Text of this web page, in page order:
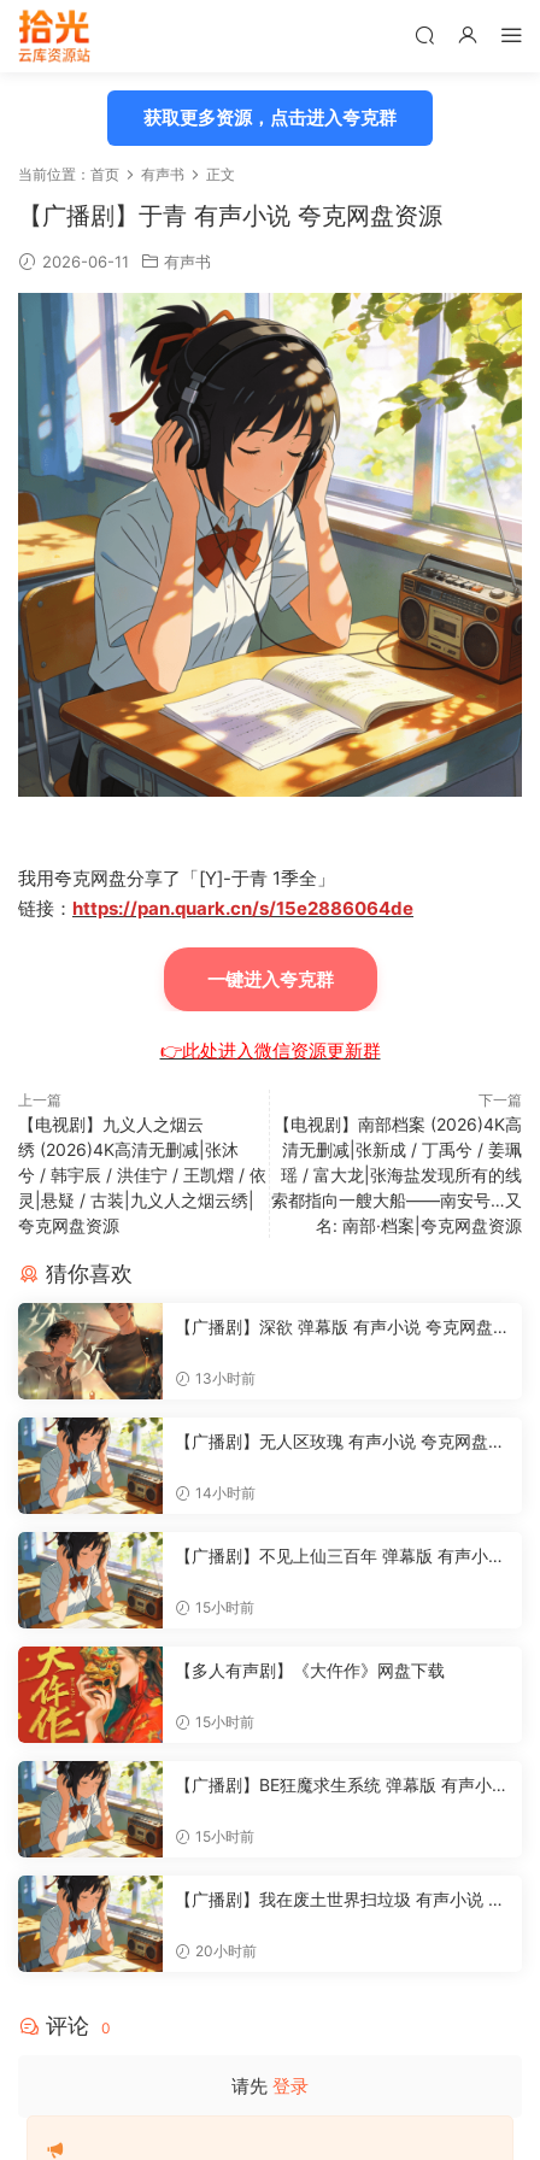
获取更多资源，点击进入夸克群
当前位置： 首页 有声书 正文
【广播剧】于青 有声小说 夸克网盘资源
2026-06-11 有声书
我用夸克网盘分享了「[Y]-于青 1季全」
链接： https://pan.quark.cn/s/15e2886064de
一键进入夸克群
👉此处进入微信资源更新群
上一篇
【电视剧】九义人之烟云
绣 (2026)4K高清无删减|张沐
兮 / 韩宇辰 / 洪佳宁 / 王凯熠 / 依
灵|悬疑 / 古装|九义人之烟云绣|
夸克网盘资源
下一篇
【电视剧】南部档案 (2026)4K高
清无删减|张新成 / 丁禹兮 / 姜珮
瑶 / 富大龙|张海盐发现所有的线
索都指向一艘大船——南安号…又
名: 南部·档案|夸克网盘资源
猜你喜欢
【广播剧】深欲 弹幕版 有声小说 夸克网盘资
13小时前
【广播剧】无人区玫瑰 有声小说 夸克网盘资
14小时前
【广播剧】不见上仙三百年 弹幕版 有声小说
15小时前
【多人有声剧】《大仵作》网盘下载
15小时前
【广播剧】BE狂魔求生系统 弹幕版 有声小说
15小时前
【广播剧】我在废土世界扫垃圾 有声小说 夸
20小时前
评论 0
请先 登录